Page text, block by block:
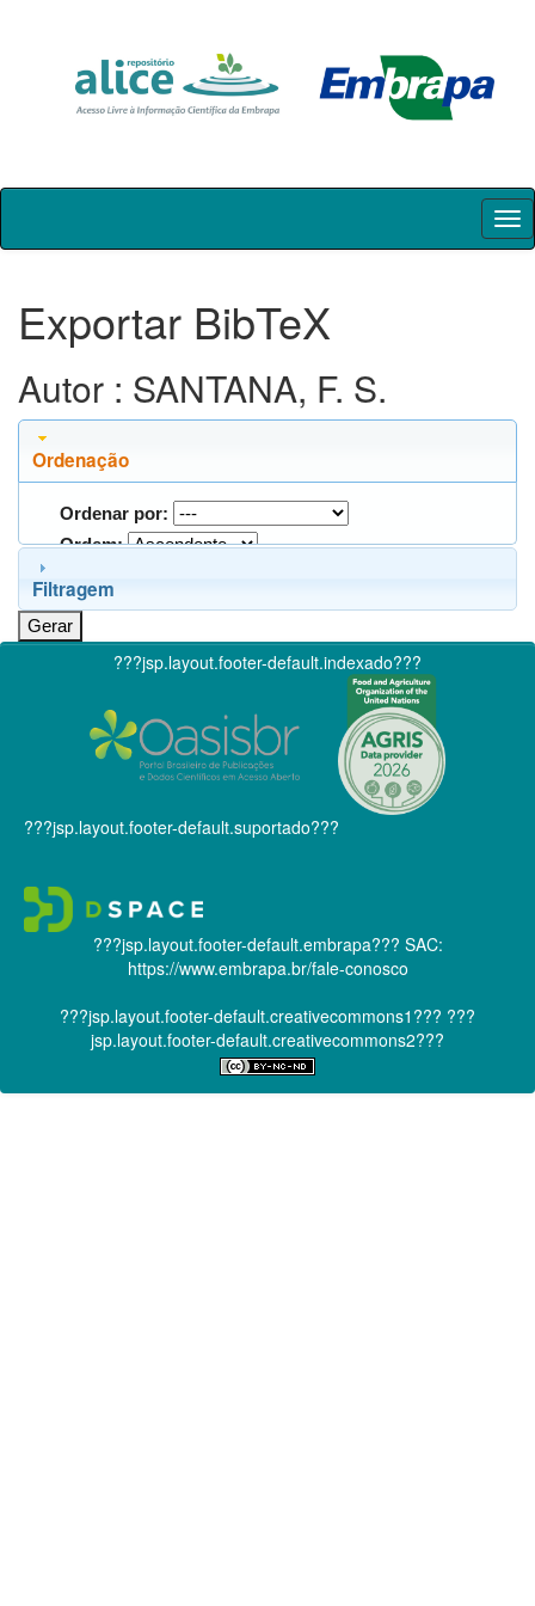
Skip
Exportar BibTeX
Autor : SANTANA, F. S.
Ordenação
Ordenar por:
Ordem:
Filtragem
???jsp.layout.footer-default.indexado???
???jsp.layout.footer-default.suportado???
???jsp.layout.footer-default.embrapa??? SAC:
https://www.embrapa.br/fale-conosco
???jsp.layout.footer-default.creativecommons1??? ???
jsp.layout.footer-default.creativecommons2???